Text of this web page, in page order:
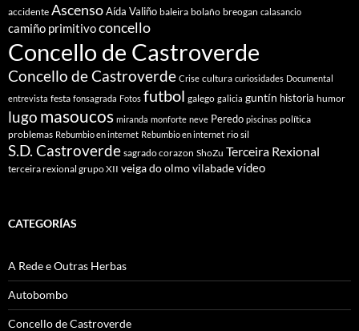
accidente AscensoAída Valiño baleira bolaño breogan calasancio
camiño primitivoconcello
Concello de Castroverde
Concello de Castroverde Crise cultura curiosidades Documental
entrevista festa fonsagrada Fotos futbol galego galicia guntín historia humor
lugo masoucos miranda monforte neve Peredo piscinas política
problemas Rebumbio en internet Rebumbio en internet rio sil
S.D. Castroverde sagrado corazon ShoZu Terceira Rexional
terceira rexional grupo XII veiga do olmovilabadevídeo
CATEGORÍAS
A Rede e Outras Herbas
Autobombo
Concello de Castroverde